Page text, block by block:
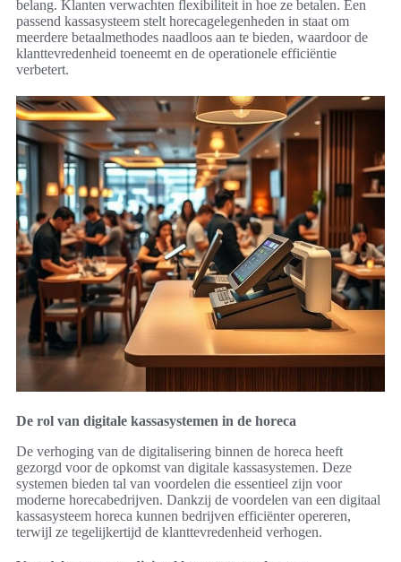
belang. Klanten verwachten flexibiliteit in hoe ze betalen. Een
passend kassasysteem stelt horecagelegenheden in staat om
meerdere betaalmethodes naadloos aan te bieden, waardoor de
klanttevredenheid toeneemt en de operationele efficiëntie
verbetert.
De rol van digitale kassasystemen in de horeca
De verhoging van de digitalisering binnen de horeca heeft
gezorgd voor de opkomst van digitale kassasystemen. Deze
systemen bieden tal van voordelen die essentieel zijn voor
moderne horecabedrijven. Dankzij de voordelen van een digitaal
kassasysteem horeca kunnen bedrijven efficiënter opereren,
terwijl ze tegelijkertijd de klanttevredenheid verhogen.